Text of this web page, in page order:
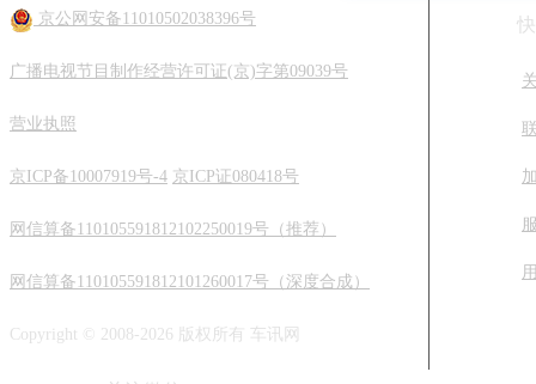
评分
京公网安备11010502038396号
广播电视节目制作经营许可证(京)字第09039号
营业执照
京ICP备10007919号-4 京ICP证080418号
网信算备110105591812102250019号（推荐）
网信算备110105591812101260017号（深度合成）
Copyright © 2008-2026 版权所有 车讯网